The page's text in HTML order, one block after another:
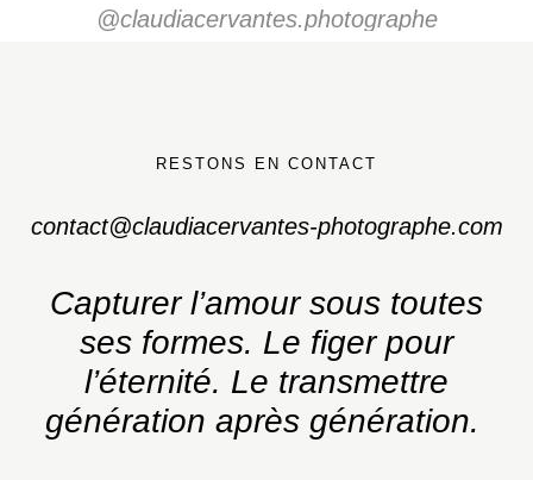
@claudiacervantes.photographe
RESTONS EN CONTACT
contact@claudiacervantes-photographe.com
Capturer l’amour sous toutes
ses formes. Le figer pour
l’éternité. Le transmettre
génération après génération.